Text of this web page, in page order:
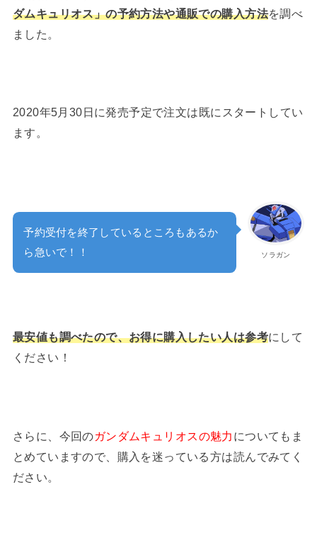
ダムキュリオス」の予約方法や通販での購入方法を調べ
ました。
2020年5月30日に発売予定で注文は既にスタートしてい
ます。
ソラガン
予約受付を終了しているところもあるか
ら急いで！！
最安値も調べたので、お得に購入したい人は参考にして
ください！
さらに、今回のガンダムキュリオスの魅力 についてもま
とめていますので、購入を迷っている方は読んでみてく
ださい。